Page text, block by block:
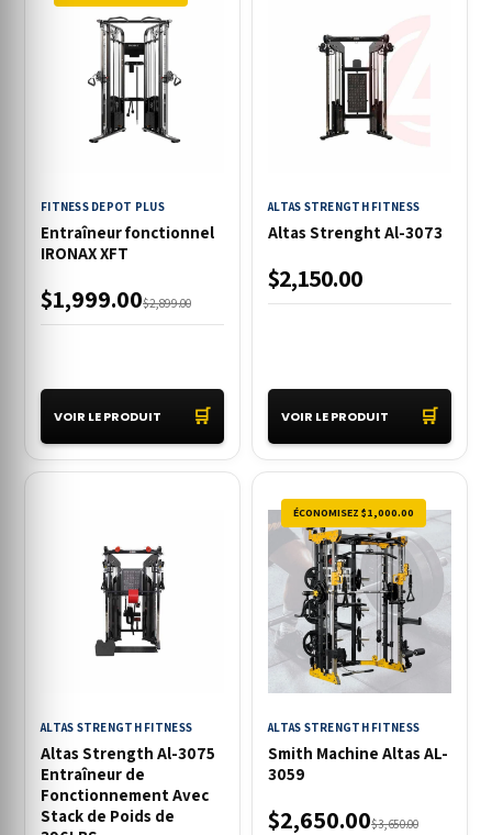
FITNESS DEPOT PLUS
Entraîneur fonctionnel
IRONAX XFT
$2,899.00
$1,999.00
VOIR LE PRODUIT 🛒
ALTAS STRENGTH FITNESS
Altas Strenght Al-3073
$2,150.00
VOIR LE PRODUIT 🛒
ALTAS STRENGTH FITNESS
Altas Strength Al-3075
Entraîneur de
Fonctionnement Avec
Stack de Poids de
ÉCONOMISEZ $1,000.00
ALTAS STRENGTH FITNESS
Smith Machine Altas AL-
3059
$3,650.00
$2,650.00